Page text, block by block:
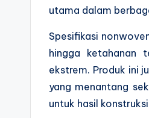
utama dalam
Spesifikasi
hingga ketahanan
ekstrem. Produk ini
yang menantang
untuk hasil